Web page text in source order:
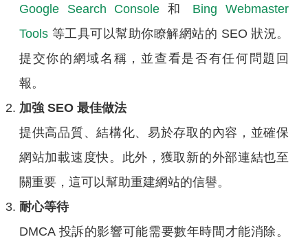
Google Search Console 和
Bing Webmaster
Tools 等工具可以幫助你瞭解網站的 SEO 狀況。
提交你的網域名稱，並查看是否有任何問題回
報。
加強 SEO 最佳做法
提供高品質、結構化、易於存取的內容，並確保
網站加載速度快。此外，獲取新的外部連結也至
關重要，這可以幫助重建網站的信譽。
耐心等待
DMCA 投訴的影響可能需要數年時間才能消除。